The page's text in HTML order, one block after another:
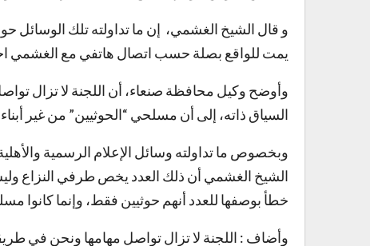
و قال الشيخ الغشمي، إن ما تداولته تلك الوسائل
يمت للواقع بصلة حسب اتصال هاتفي مع الغشمي
وأوضح وكيل محافظة صنعاء، أن اللجنة لا تزال
السياق ذاته، إلى أن مسلحي “الحوثيين” من غير
الشيخ الغشمي أن ذلك العدد يخص طرفي النزاع
خطأ بوصفها للعدد أنهم حوثيين فقط، وإنما
وأضاف : اللجنة لا تزال تواصل مهامها ونحن في